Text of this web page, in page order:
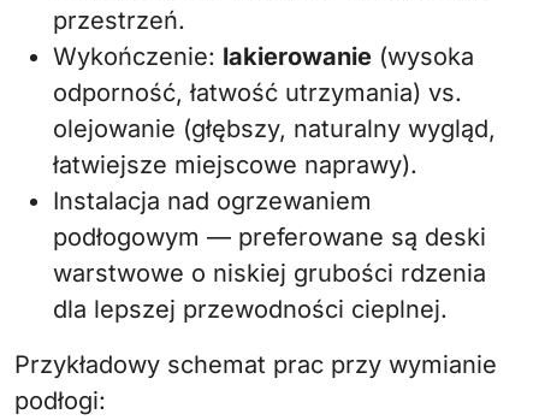
przestrzeń.
Wykończenie: lakierowanie (wysoka
odporność, łatwość utrzymania) vs.
olejowanie (głębszy, naturalny wygląd,
łatwiejsze miejscowe naprawy).
Instalacja nad ogrzewaniem
podłogowym — preferowane są deski
warstwowe o niskiej grubości rdzenia
dla lepszej przewodności cieplnej.
Przykładowy schemat prac przy wymianie
podłogi: